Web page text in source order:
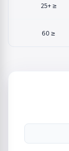
≤ +25
≤ 60